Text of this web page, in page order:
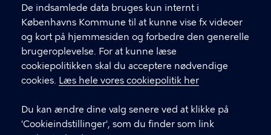
De indsamlede data bruges kun internt i
Københavns Kommune til at kunne vise fx videoer
og kort på hjemmesiden og forbedre den generelle
brugeroplevelse. For at kunne læse
cookiepolitikken skal du acceptere nødvendige
cookies. Læs hele vores cookiepolitik her
Du kan ændre dine valg senere ved at klikke på
'Cookieindstillinger', som du finder som link
fFind andre kontakter her
CVR-nummer64942212
GENVEJE
Digital Post